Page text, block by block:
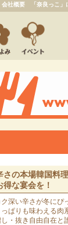
会社概要 「奈良っこ」
さの本場韓国料
得な宴会を！
深い辛さが冬にぴ
っぱりも味わえる肉
・抜き自由自在と